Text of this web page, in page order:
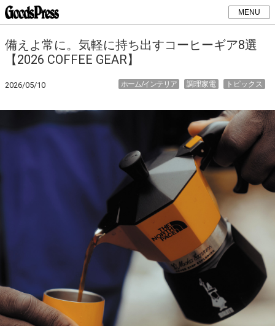
MENU
備えよ常に。気軽に持ち出すコーヒーギア8選
【2026 COFFEE GEAR】
2026/05/10 トピックス
調理家電
ホーム/インテリア